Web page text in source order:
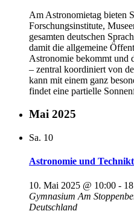
Am Astronomietag bieten
Forschungsinstitute,
gesamten deutschen
damit die allgemeine
Astronomie bekommt und
– zentral koordiniert von
kann mit einem ganz
findet eine partielle
Mai 2025
Sa. 10
Astronomie und
10. Mai 2025 @ 10:00 -
Gymnasium Am
Deutschland